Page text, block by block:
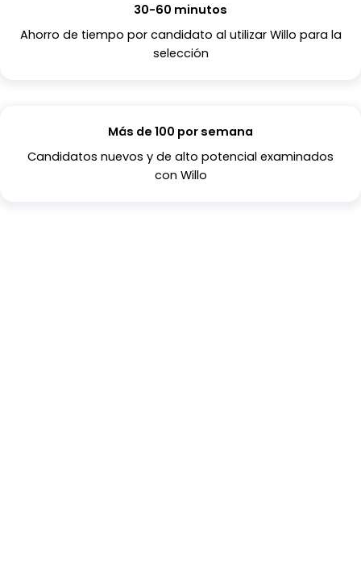
30-60 minutos
Ahorro de tiempo por candidato al utilizar Willo para la
selección
Más de 100 por semana
Candidatos nuevos y de alto potencial examinados
con Willo